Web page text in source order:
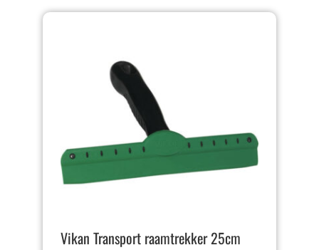
Vikan Transport raamtrekker 25cm